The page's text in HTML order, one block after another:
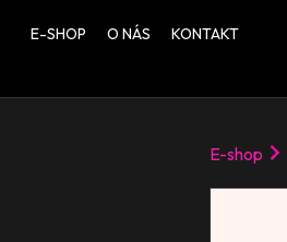
E-SHOP O NÁS KONTAKT
E-shop